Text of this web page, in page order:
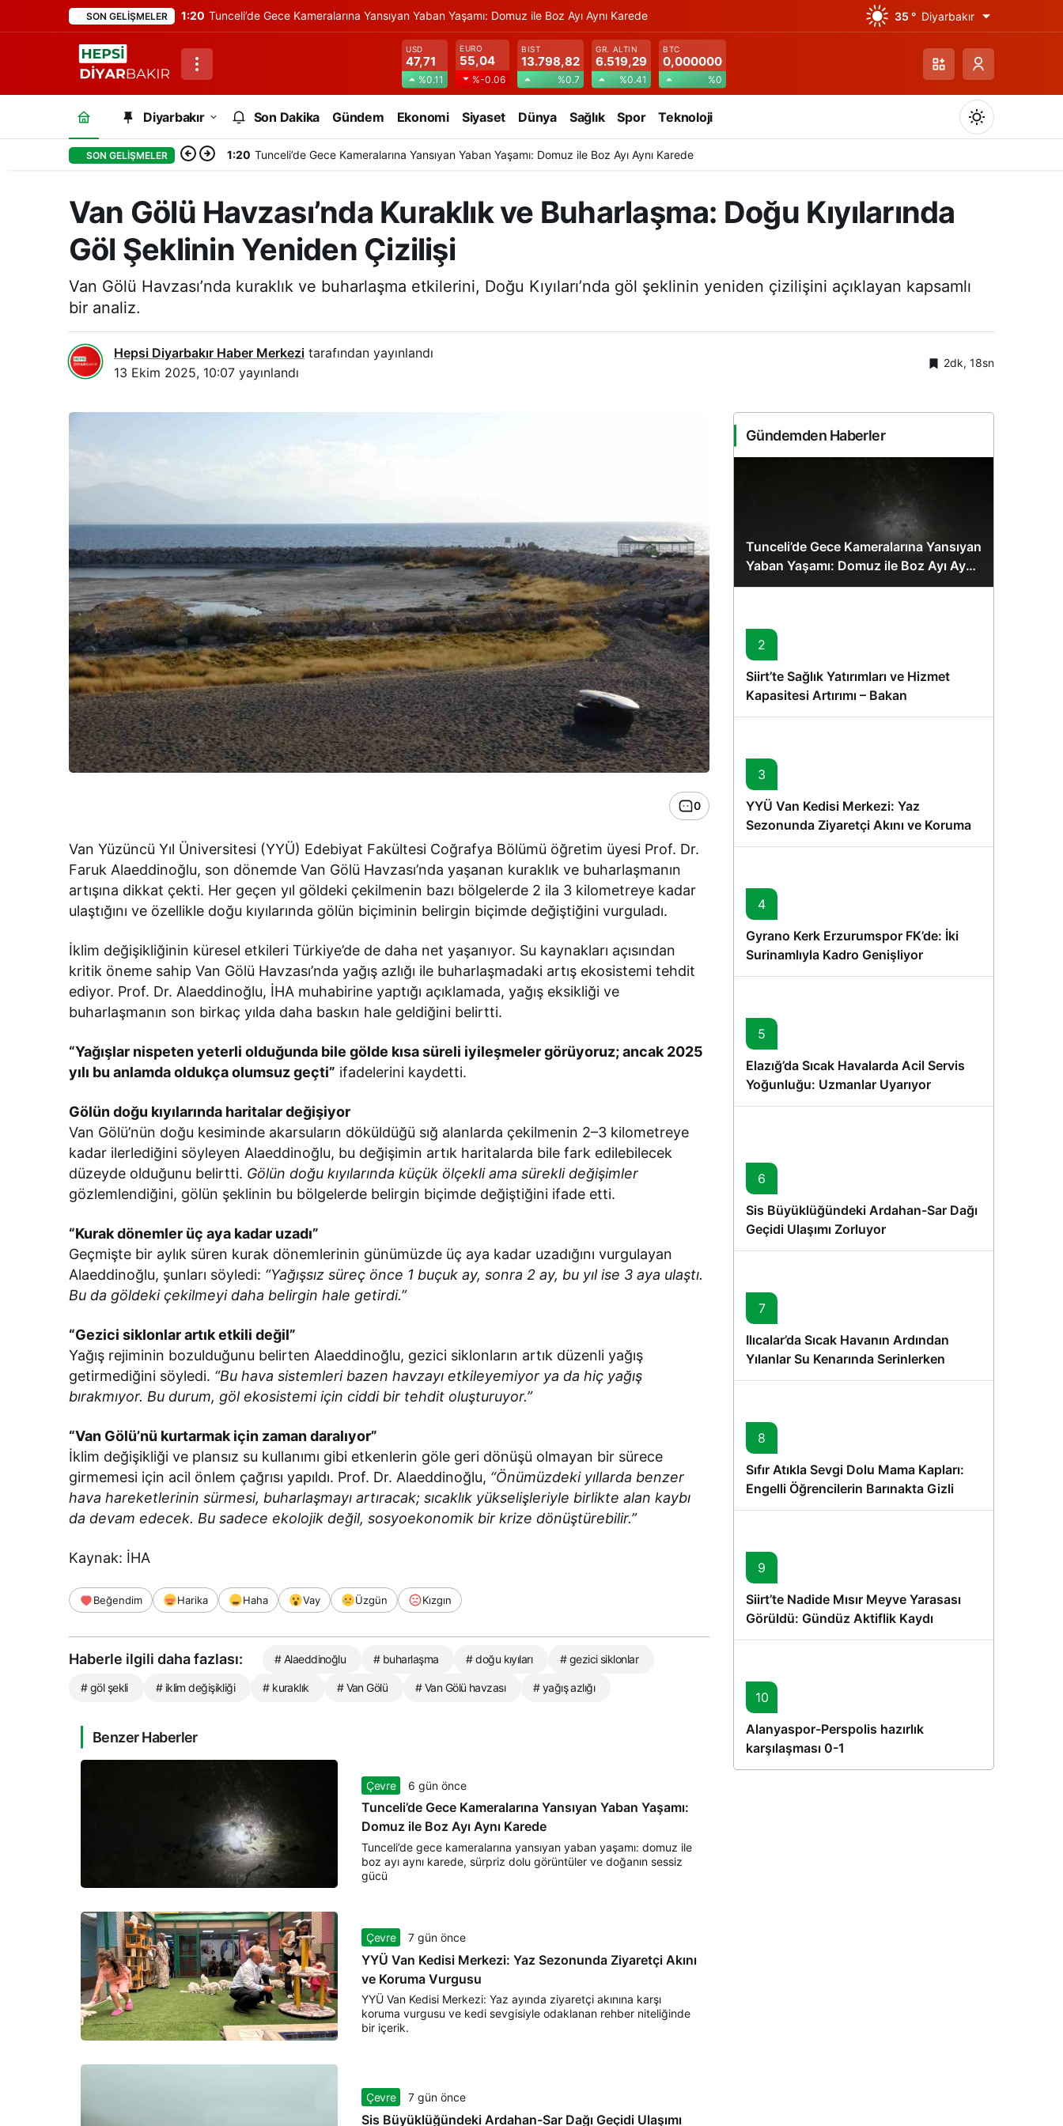
SON GELIŞMELER 1:20 Tunceli’de Gece Kameralarına Yansıyan Yaban Yaşamı: Domuz ile Boz Ayı Aynı Karede 35 ° Diyarbakır
USD
47,71
%0.11
EURO
55,04
%-0.06
BIST
13.798,82
%0.7
GR. ALTIN
6.519,29
%0.41
BTC
0,000000
%0
Diyarbakır Son Dakika Gündem Ekonomi Siyaset Dünya Sağlık Spor Teknoloji
SON GELIŞMELER 1:20 Tunceli’de Gece Kameralarına Yansıyan Yaban Yaşamı: Domuz ile Boz Ayı Aynı Karede
Van Gölü Havzası’nda Kuraklık ve Buharlaşma: Doğu Kıyılarında
Göl Şeklinin Yeniden Çizilişi
Van Gölü Havzası’nda kuraklık ve buharlaşma etkilerini, Doğu Kıyıları’nda göl şeklinin yeniden çizilişini açıklayan kapsamlı
bir analiz.
Hepsi Diyarbakır Haber Merkezi tarafından yayınlandı
13 Ekim 2025, 10:07 yayınlandı
2dk, 18sn
0
Van Yüzüncü Yıl Üniversitesi (YYÜ) Edebiyat Fakültesi Coğrafya Bölümü öğretim üyesi Prof. Dr.
Faruk Alaeddinoğlu, son dönemde Van Gölü Havzası’nda yaşanan kuraklık ve buharlaşmanın
artışına dikkat çekti. Her geçen yıl göldeki çekilmenin bazı bölgelerde 2 ila 3 kilometreye kadar
ulaştığını ve özellikle doğu kıyılarında gölün biçiminin belirgin biçimde değiştiğini vurguladı.
İklim değişikliğinin küresel etkileri Türkiye’de de daha net yaşanıyor. Su kaynakları açısından
kritik öneme sahip Van Gölü Havzası’nda yağış azlığı ile buharlaşmadaki artış ekosistemi tehdit
ediyor. Prof. Dr. Alaeddinoğlu, İHA muhabirine yaptığı açıklamada, yağış eksikliği ve
buharlaşmanın son birkaç yılda daha baskın hale geldiğini belirtti.
“Yağışlar nispeten yeterli olduğunda bile gölde kısa süreli iyileşmeler görüyoruz; ancak 2025
yılı bu anlamda oldukça olumsuz geçti” ifadelerini kaydetti.
Gölün doğu kıyılarında haritalar değişiyor
Van Gölü’nün doğu kesiminde akarsuların döküldüğü sığ alanlarda çekilmenin 2–3 kilometreye
kadar ilerlediğini söyleyen Alaeddinoğlu, bu değişimin artık haritalarda bile fark edilebilecek
düzeyde olduğunu belirtti. Gölün doğu kıyılarında küçük ölçekli ama sürekli değişimler
gözlemlendiğini, gölün şeklinin bu bölgelerde belirgin biçimde değiştiğini ifade etti.
“Kurak dönemler üç aya kadar uzadı”
Geçmişte bir aylık süren kurak dönemlerinin günümüzde üç aya kadar uzadığını vurgulayan
Alaeddinoğlu, şunları söyledi: “Yağışsız süreç önce 1 buçuk ay, sonra 2 ay, bu yıl ise 3 aya ulaştı.
Bu da göldeki çekilmeyi daha belirgin hale getirdi.”
“Gezici siklonlar artık etkili değil”
Yağış rejiminin bozulduğunu belirten Alaeddinoğlu, gezici siklonların artık düzenli yağış
getirmediğini söyledi. “Bu hava sistemleri bazen havzayı etkileyemiyor ya da hiç yağış
bırakmıyor. Bu durum, göl ekosistemi için ciddi bir tehdit oluşturuyor.”
“Van Gölü’nü kurtarmak için zaman daralıyor”
İklim değişikliği ve plansız su kullanımı gibi etkenlerin göle geri dönüşü olmayan bir sürece
girmemesi için acil önlem çağrısı yapıldı. Prof. Dr. Alaeddinoğlu, “Önümüzdeki yıllarda benzer
hava hareketlerinin sürmesi, buharlaşmayı artıracak; sıcaklık yükselişleriyle birlikte alan kaybı
da devam edecek. Bu sadece ekolojik değil, sosyoekonomik bir krize dönüştürebilir.”
Kaynak: İHA
Beğendim Harika Haha Vay Üzgün Kızgın
Haberle ilgili daha fazlası: # Alaeddinoğlu # buharlaşma # doğu kıyıları # gezici siklonlar
# göl şekli # iklim değişikliği # kuraklık # Van Gölü # Van Gölü havzası # yağış azlığı
Benzer Haberler
Çevre 6 gün önce
Tunceli’de Gece Kameralarına Yansıyan Yaban Yaşamı:
Domuz ile Boz Ayı Aynı Karede
Tunceli’de gece kameralarına yansıyan yaban yaşamı: domuz ile
boz ayı aynı karede, sürpriz dolu görüntüler ve doğanın sessiz
gücü
Çevre 7 gün önce
YYÜ Van Kedisi Merkezi: Yaz Sezonunda Ziyaretçi Akını
ve Koruma Vurgusu
YYÜ Van Kedisi Merkezi: Yaz ayında ziyaretçi akınına karşı
koruma vurgusu ve kedi sevgisiyle odaklanan rehber niteliğinde
bir içerik.
Çevre 7 gün önce
Sis Büyüklüğündeki Ardahan-Sar Dağı Geçidi Ulaşımı
Gündemden Haberler
Tunceli’de Gece Kameralarına Yansıyan
Yaban Yaşamı: Domuz ile Boz Ayı Aynı
Karede
2
Siirt’te Sağlık Yatırımları ve Hizmet
Kapasitesi Artırımı – Bakan
Memişoğlu’nun Ziyareti
3
YYÜ Van Kedisi Merkezi: Yaz
Sezonunda Ziyaretçi Akını ve Koruma
Vurgusu
4
Gyrano Kerk Erzurumspor FK’de: İki
Surinamlıyla Kadro Genişliyor
5
Elazığ’da Sıcak Havalarda Acil Servis
Yoğunluğu: Uzmanlar Uyarıyor
6
Sis Büyüklüğündeki Ardahan-Sar Dağı
Geçidi Ulaşımı Zorluyor
7
Ilıcalar’da Sıcak Havanın Ardından
Yılanlar Su Kenarında Serinlerken
Görüntülendi
8
Sıfır Atıkla Sevgi Dolu Mama Kapları:
Engelli Öğrencilerin Barınakta Gizli
Dostları İçin Gönüllü Proje
9
Siirt’te Nadide Mısır Meyve Yarasası
Görüldü: Gündüz Aktiflik Kaydı
10
Alanyaspor-Perspolis hazırlık
karşılaşması 0-1